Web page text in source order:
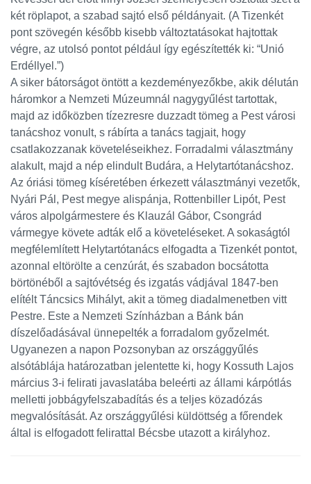
két röplapot, a szabad sajtó első példányait. (A Tizenkét
pont szövegén később kisebb változtatásokat hajtottak
végre, az utolsó pontot például így egészítették ki: “Unió
Erdéllyel.”)
A siker bátorságot öntött a kezdeményezőkbe, akik délután
háromkor a Nemzeti Múzeumnál nagygyűlést tartottak,
majd az időközben tízezresre duzzadt tömeg a Pest városi
tanácshoz vonult, s rábírta a tanács tagjait, hogy
csatlakozzanak követeléseikhez. Forradalmi választmány
alakult, majd a nép elindult Budára, a Helytartótanácshoz.
Az óriási tömeg kíséretében érkezett választmányi vezetők,
Nyári Pál, Pest megye alispánja, Rottenbiller Lipót, Pest
város alpolgármestere és Klauzál Gábor, Csongrád
vármegye követe adták elő a követeléseket. A sokaságtól
megfélemlített Helytartótanács elfogadta a Tizenkét pontot,
azonnal eltörölte a cenzúrát, és szabadon bocsátotta
börtönéből a sajtóvétség és izgatás vádjával 1847-ben
elítélt Táncsics Mihályt, akit a tömeg diadalmenetben vitt
Pestre. Este a Nemzeti Színházban a Bánk bán
díszelőadásával ünnepelték a forradalom győzelmét.
Ugyanezen a napon Pozsonyban az országgyűlés
alsótáblája határozatban jelentette ki, hogy Kossuth Lajos
március 3-i felirati javaslatába beleérti az állami kárpótlás
melletti jobbágyfelszabadítás és a teljes közadózás
megvalósítását. Az országgyűlési küldöttség a főrendek
által is elfogadott felirattal Bécsbe utazott a királyhoz.